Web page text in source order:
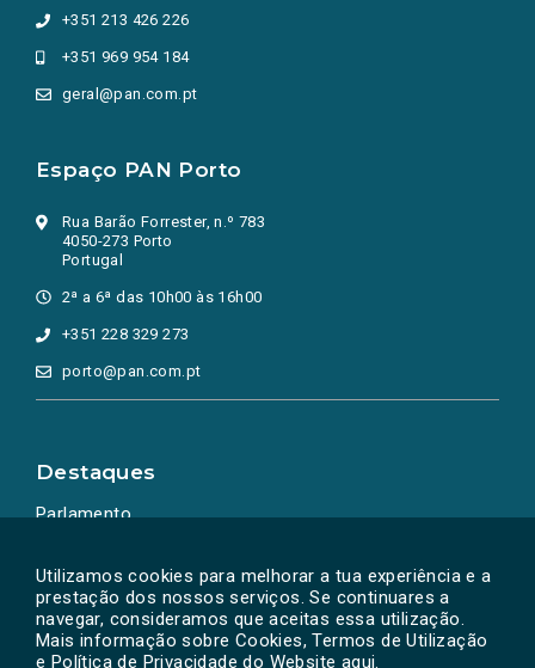
Utilizamos cookies para melhorar a tua experiência e a
prestação dos nossos serviços. Se continuares a
navegar, consideramos que aceitas essa utilização.
Mais informação sobre Cookies, Termos de Utilização
e Política de Privacidade do Website aqui.
+351 213 426 226
+351 969 954 184
geral@pan.com.pt
Espaço PAN Porto
Rua Barão Forrester, n.º 783
4050-273 Porto
Portugal
2ª a 6ª das 10h00 às 16h00
+351 228 329 273
porto@pan.com.pt
Destaques
Parlamento